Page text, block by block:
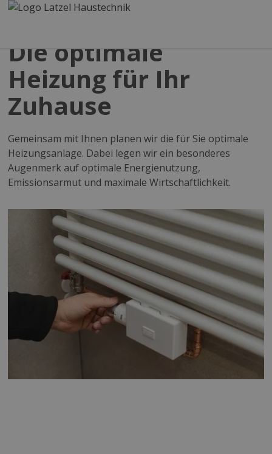
Die optimale
Heizung für Ihr
Zuhause
Gemeinsam mit Ihnen planen wir die für Sie optimale
Heizungsanlage. Dabei legen wir ein besonderes
Augenmerk auf optimale Energienutzung,
Emissionsarmut und maximale Wirtschaftlichkeit.